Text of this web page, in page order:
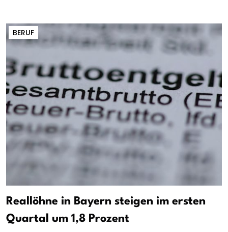
BERUF
Reallöhne in Bayern steigen im ersten
Quartal um 1,8 Prozent